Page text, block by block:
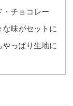
・チョコレー
な味がセットに
っぱり生地に